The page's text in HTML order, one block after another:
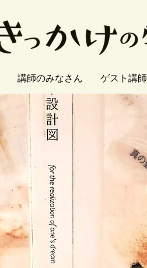
講師のみなさん ゲスト講師